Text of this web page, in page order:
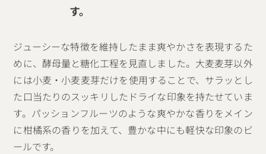
す。
ジューシーな特徴を維持したまま爽やかさを表現するた
めに、酵母量と糖化工程を見直しました。大麦麦芽以外
には小麦・小麦麦芽だけを使用することで、サラッとし
た口当たりのスッキリしたドライな印象を持たせていま
す。パッションフルーツのような爽やかな香りをメイン
に柑橘系の香りを加えて、豊かな中にも軽快な印象のビ
ールです。